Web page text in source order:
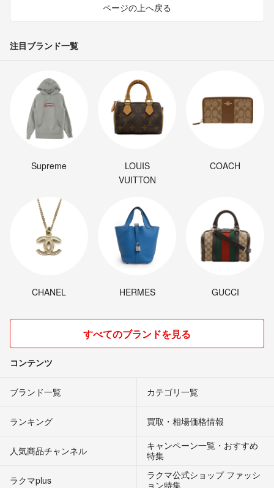
ページの上へ戻る
注目ブランド一覧
Supreme
LOUIS
VUITTON
COACH
CHANEL HERMES GUCCI
すべてのブランドを見る
コンテンツ
ブランド一覧 カテゴリ一覧
ランキング 買取・相場価格情報
人気商品チャンネル
キャンペーン一覧・おすすめ
特集
ラクマplus
ラクマ公式ショップ ファッシ
ョン特集